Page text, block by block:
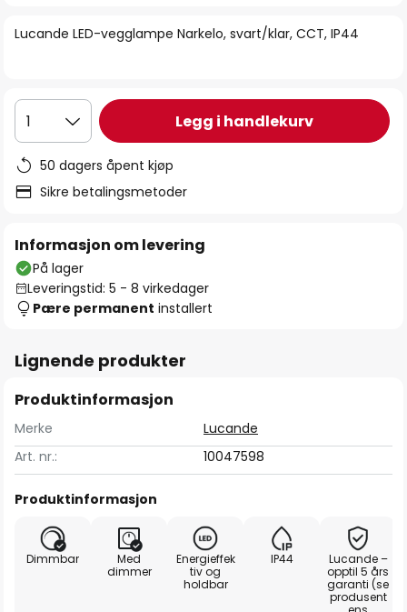
Lucande LED-vegglampe Narkelo, svart/klar, CCT, IP44
1 Legg i handlekurv
50 dagers åpent kjøp
Sikre betalingsmetoder
Informasjon om levering
På lager
Leveringstid: 5 - 8 virkedager
Pære permanent installert
Lignende produkter
Produktinformasjon
Merke
Lucande
Art. nr.:
10047598
Produktinformasjon
Dimmbar
Med
dimmer
Energieffek
tiv og
holdbar
IP44
Lucande –
opptil 5 års
garanti (se
produsent